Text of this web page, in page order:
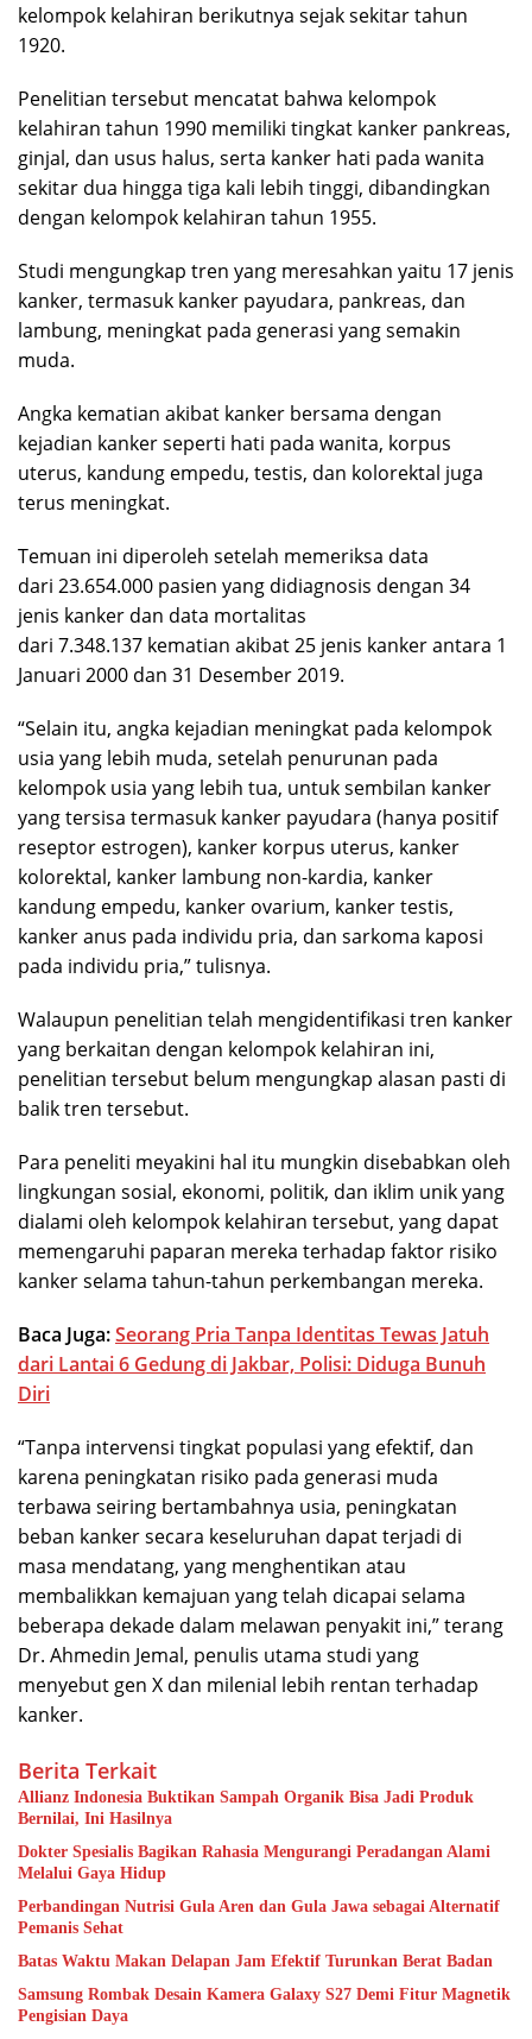
kelompok kelahiran berikutnya sejak sekitar tahun
1920.
Penelitian tersebut mencatat bahwa kelompok
kelahiran tahun 1990 memiliki tingkat kanker pankreas,
ginjal, dan usus halus, serta kanker hati pada wanita
sekitar dua hingga tiga kali lebih tinggi, dibandingkan
dengan kelompok kelahiran tahun 1955.
Studi mengungkap tren yang meresahkan yaitu 17 jenis
kanker, termasuk kanker payudara, pankreas, dan
lambung, meningkat pada generasi yang semakin
muda.
Angka kematian akibat kanker bersama dengan
kejadian kanker seperti hati pada wanita, korpus
uterus, kandung empedu, testis, dan kolorektal juga
terus meningkat.
Temuan ini diperoleh setelah memeriksa data
dari 23.654.000 pasien yang didiagnosis dengan 34
jenis kanker dan data mortalitas
dari 7.348.137 kematian akibat 25 jenis kanker antara 1
Januari 2000 dan 31 Desember 2019.
“Selain itu, angka kejadian meningkat pada kelompok
usia yang lebih muda, setelah penurunan pada
kelompok usia yang lebih tua, untuk sembilan kanker
yang tersisa termasuk kanker payudara (hanya positif
reseptor estrogen), kanker korpus uterus, kanker
kolorektal, kanker lambung non-kardia, kanker
kandung empedu, kanker ovarium, kanker testis,
kanker anus pada individu pria, dan sarkoma kaposi
pada individu pria,” tulisnya.
Walaupun penelitian telah mengidentifikasi tren kanker
yang berkaitan dengan kelompok kelahiran ini,
penelitian tersebut belum mengungkap alasan pasti di
balik tren tersebut.
Para peneliti meyakini hal itu mungkin disebabkan oleh
lingkungan sosial, ekonomi, politik, dan iklim unik yang
dialami oleh kelompok kelahiran tersebut, yang dapat
memengaruhi paparan mereka terhadap faktor risiko
kanker selama tahun-tahun perkembangan mereka.
Baca Juga:Seorang Pria Tanpa Identitas Tewas Jatuh
dari Lantai 6 Gedung di Jakbar, Polisi: Diduga Bunuh
Diri
“Tanpa intervensi tingkat populasi yang efektif, dan
karena peningkatan risiko pada generasi muda
terbawa seiring bertambahnya usia, peningkatan
beban kanker secara keseluruhan dapat terjadi di
masa mendatang, yang menghentikan atau
membalikkan kemajuan yang telah dicapai selama
beberapa dekade dalam melawan penyakit ini,” terang
Dr. Ahmedin Jemal, penulis utama studi yang
menyebut gen X dan milenial lebih rentan terhadap
kanker.
Berita Terkait
Allianz Indonesia Buktikan Sampah Organik Bisa Jadi Produk
Bernilai, Ini Hasilnya
Dokter Spesialis Bagikan Rahasia Mengurangi Peradangan Alami
Melalui Gaya Hidup
Perbandingan Nutrisi Gula Aren dan Gula Jawa sebagai Alternatif
Pemanis Sehat
Batas Waktu Makan Delapan Jam Efektif Turunkan Berat Badan
Samsung Rombak Desain Kamera Galaxy S27 Demi Fitur Magnetik
Pengisian Daya